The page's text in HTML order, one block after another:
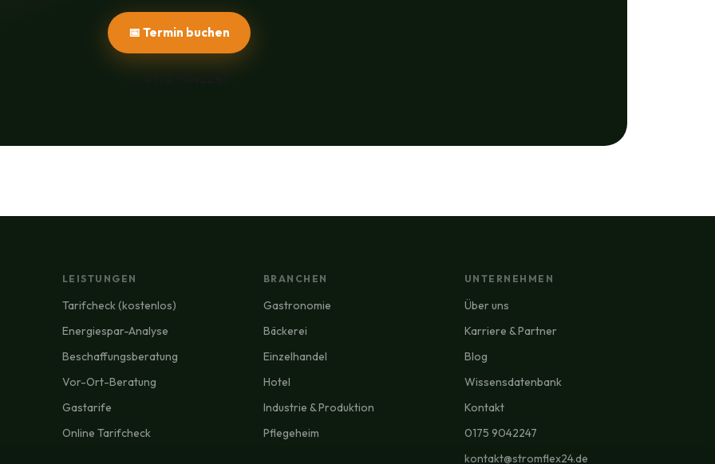
📅 Termin buchen
LEISTUNGEN
Tarifcheck (kostenlos)
Energiespar-Analyse
Beschaffungsberatung
Vor-Ort-Beratung
Gastarife
Online Tarifcheck
BRANCHEN
Gastronomie
Bäckerei
Einzelhandel
Hotel
Industrie & Produktion
Pflegeheim
UNTERNEHMEN
Über uns
Karriere & Partner
Blog
Wissensdatenbank
Kontakt
0175 9042247
kontakt@stromflex24.de